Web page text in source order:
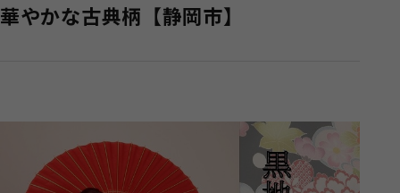
華やかな古典柄【静岡市】